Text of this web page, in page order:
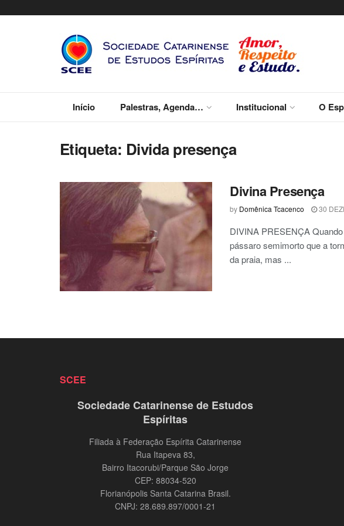
Início Palestras, Agenda… Institucional O
Etiqueta: Divida presença
Divina Presença
by Domênica Tcacenco 30
DIVINA PRESENÇA
pássaro semimorto que a
da praia, mas ...
SCEE
Sociedade Catarinense de Estudos
Espíritas
Filiada à Federação Espírita Catarinense
Rua Itapeva 83,
Bairro Itacorubi/Parque São Jorge
CEP: 88034-520
Florianópolis Santa Catarina Brasil.
CNPJ: 28.689.897/0001-21